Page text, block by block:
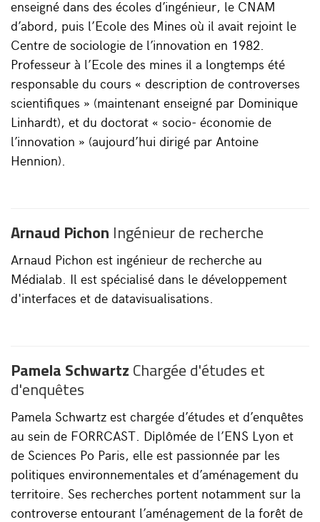
enseigné dans des écoles d’ingénieur, le CNAM
d’abord, puis l’Ecole des Mines où il avait rejoint le
Centre de sociologie de l’innovation en 1982.
Professeur à l’Ecole des mines il a longtemps été
responsable du cours « description de controverses
scientifiques » (maintenant enseigné par Dominique
Linhardt), et du doctorat « socio- économie de
l’innovation » (aujourd’hui dirigé par Antoine
Hennion).
Arnaud Pichon Ingénieur de recherche
Arnaud Pichon est ingénieur de recherche au
Médialab. Il est spécialisé dans le développement
d'interfaces et de datavisualisations.
Pamela Schwartz Chargée d'études et
d'enquêtes
Pamela Schwartz est chargée d’études et d’enquêtes
au sein de FORRCAST. Diplômée de l’ENS Lyon et
de Sciences Po Paris, elle est passionnée par les
politiques environnementales et d’aménagement du
territoire. Ses recherches portent notamment sur la
controverse entourant l’aménagement de la forêt de